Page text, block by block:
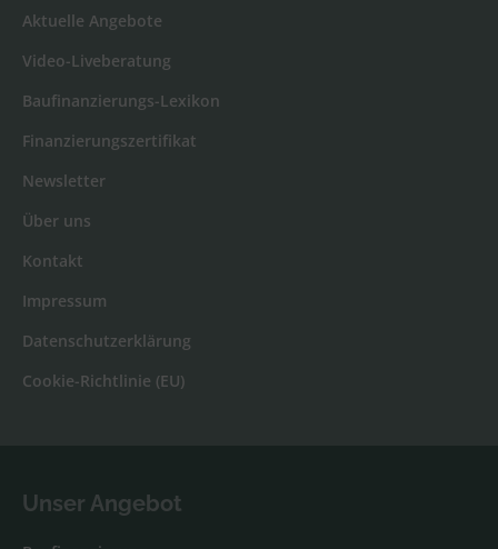
Aktuelle Angebote
Video-Liveberatung
Baufinanzierungs-Lexikon
Finanzierungszertifikat
Newsletter
Über uns
Kontakt
Impressum
Datenschutzerklärung
Cookie-Richtlinie (EU)
Unser Angebot